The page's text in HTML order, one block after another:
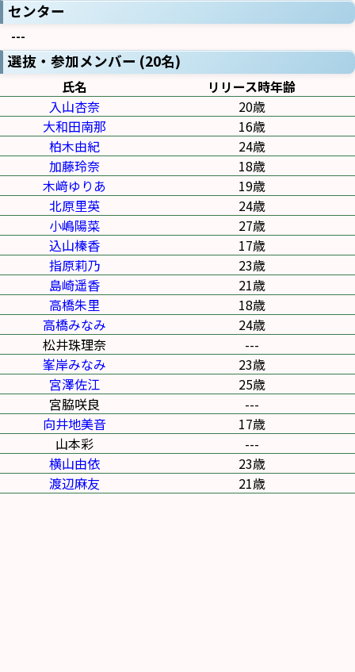
センター
---
選抜・参加メンバー (20名)
氏名
リリース時年齢
入山杏奈
20歳
大和田南那
16歳
柏木由紀
24歳
加藤玲奈
18歳
木﨑ゆりあ
19歳
北原里英
24歳
小嶋陽菜
27歳
込山榛香
17歳
指原莉乃
23歳
島崎遥香
21歳
高橋朱里
18歳
高橋みなみ
24歳
松井珠理奈
---
峯岸みなみ
23歳
宮澤佐江
25歳
宮脇咲良
---
向井地美音
17歳
山本彩
---
横山由依
23歳
渡辺麻友
21歳